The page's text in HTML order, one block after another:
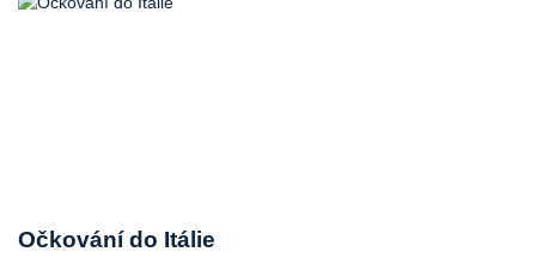
Očkování do Itálie